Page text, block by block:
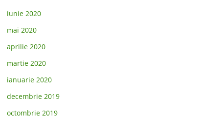
iunie 2020
mai 2020
aprilie 2020
martie 2020
ianuarie 2020
decembrie 2019
octombrie 2019